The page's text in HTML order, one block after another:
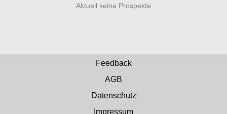
Feedback
AGB
Datenschutz
Impressum